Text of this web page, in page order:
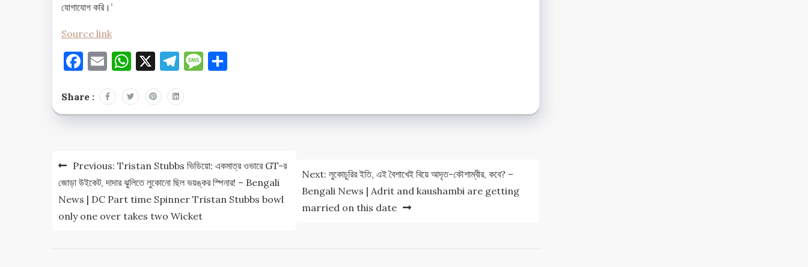
যোগাযোগ করি।’
Source link
Facebook
EmailWhatsApp
X Telegram
Message
Share :
Post
navigation
Previous: Tristan Stubbs ভিডিয়ো: একমাত্র ওভারে GT-র
জোড়া উইকেট, দাদার ঝুলিতে লুকোনো ছিল ভয়ঙ্কর স্পিনার! – Bengali
News | DC Part time Spinner Tristan Stubbs bowl
only one over takes two Wicket
Next: লুকোচুরির ইতি, এই বৈশাখেই বিয়ে আদৃত-কৌশাম্বীর, কবে? –
Bengali News | Adrit and kaushambi are getting
married on this date